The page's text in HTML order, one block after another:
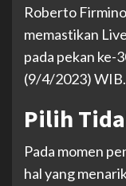
Roberto
memastikan
pada pekan ke-
(9/4/2023) WIB.
Pilih
Pada momen
hal yang